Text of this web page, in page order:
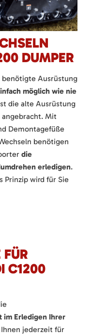
DUMPER
benötigte Ausrüstung
möglich wie nie
die alte Ausrüstung
Mit
Demontagefüße
benötigen
die
erledigen.
Prinzip wird für Sie
C1200
im Erledigen Ihrer
jederzeit für